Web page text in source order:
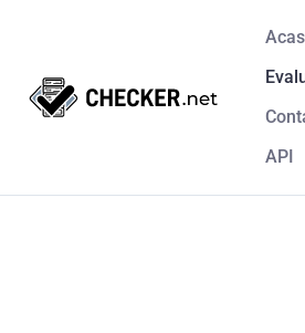
API